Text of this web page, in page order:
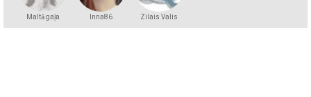
Maltā gaļa Inna86 Zilais Valis